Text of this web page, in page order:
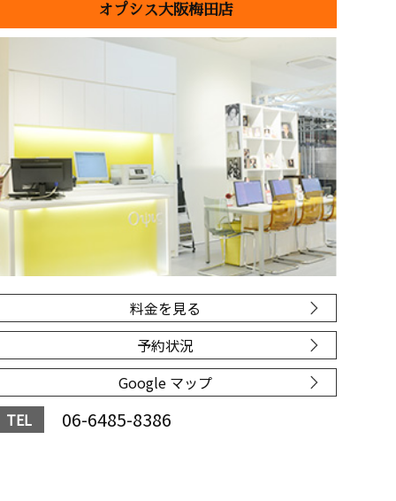
オプシス大阪梅田店
料金を見る
予約状況
Google マップ
TEL
06-6485-8386